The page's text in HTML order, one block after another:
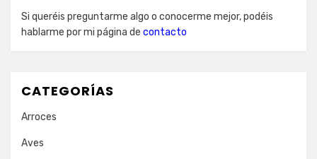
Si queréis preguntarme algo o conocerme mejor, podéis
hablarme por mi página de contacto
CATEGORÍAS
Arroces
Aves